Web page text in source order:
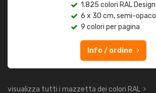
1.825 colori RAL Design
6 x 30 cm, semi-opaco
9 colori per pagina
Info / ordine
visualizza tutti i mazzetta dei colori RAL